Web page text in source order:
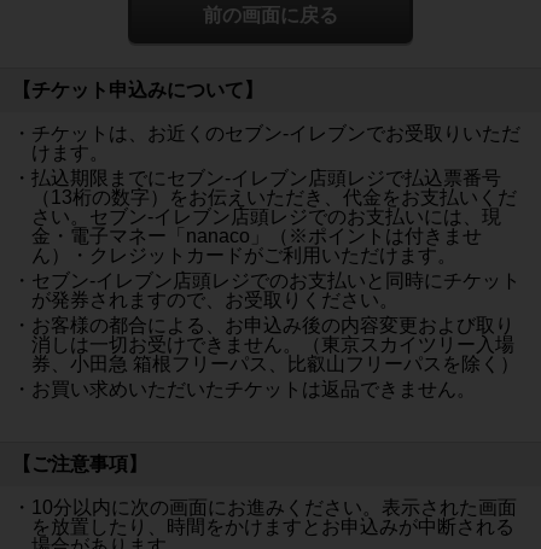
前の画面に戻る
【チケット申込みについて】
・チケットは、お近くのセブン-イレブンでお受取りいただ
けます。
・払込期限までにセブン-イレブン店頭レジで払込票番号
（13桁の数字）をお伝えいただき、代金をお支払いくだ
さい。セブン-イレブン店頭レジでのお支払いには、現
金・電子マネー「nanaco」（※ポイントは付きませ
ん）・クレジットカードがご利用いただけます。
・セブン-イレブン店頭レジでのお支払いと同時にチケット
が発券されますので、お受取りください。
・お客様の都合による、お申込み後の内容変更および取り
消しは一切お受けできません。（東京スカイツリー入場
券、小田急 箱根フリーパス、比叡山フリーパスを除く）
・お買い求めいただいたチケットは返品できません。
【ご注意事項】
・10分以内に次の画面にお進みください。表示された画面
を放置したり、時間をかけますとお申込みが中断される